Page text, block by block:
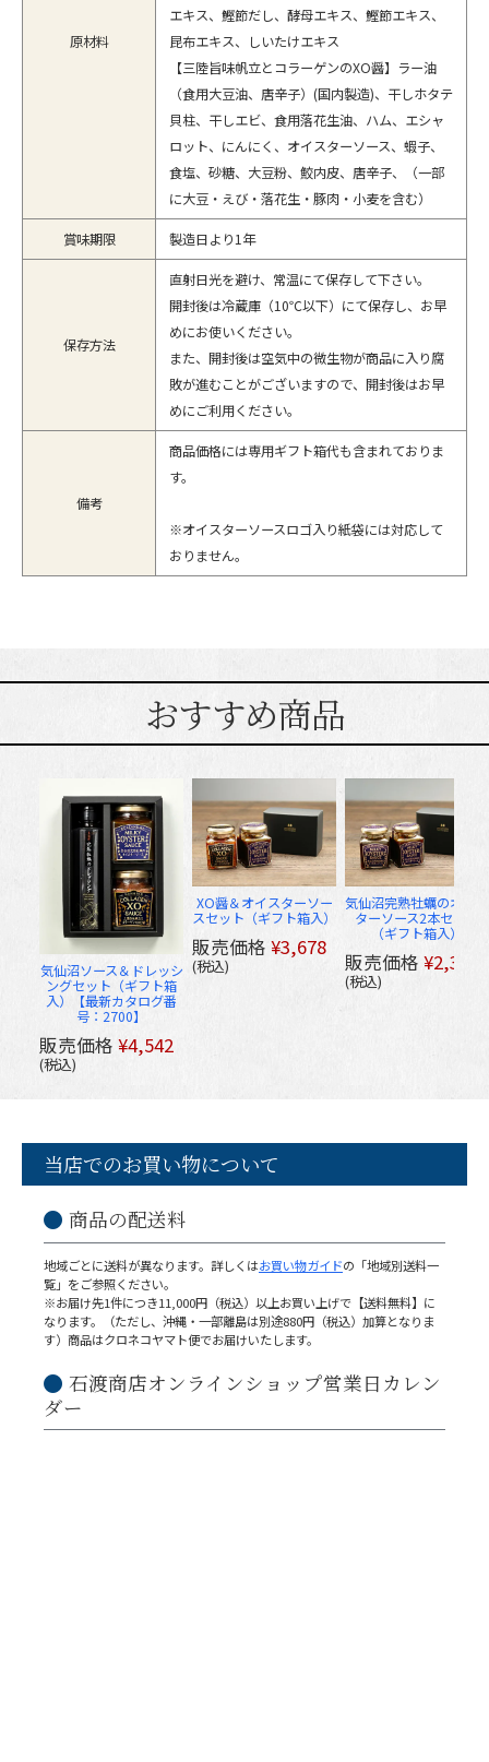
原材料
エキス、鰹節だし、酵母エキス、鰹節エキス、
昆布エキス、しいたけエキス
【三陸旨味帆立とコラーゲンのXO醤】ラー油
（食用大豆油、唐辛子）(国内製造)、干しホタテ
貝柱、干しエビ、食用落花生油、ハム、エシャ
ロット、にんにく、オイスターソース、蝦子、
食塩、砂糖、大豆粉、鮫内皮、唐辛子、（一部
に大豆・えび・落花生・豚肉・小麦を含む）
賞味期限 製造日より1年
保存方法
直射日光を避け、常温にて保存して下さい。
開封後は冷蔵庫（10℃以下）にて保存し、お早
めにお使いください。
また、開封後は空気中の微生物が商品に入り腐
敗が進むことがございますので、開封後はお早
めにご利用ください。
備考
商品価格には専用ギフト箱代も含まれておりま
す。
※オイスターソースロゴ入り紙袋には対応して
おりません。
おすすめ商品
気仙沼ソース＆ドレッシ
ングセット（ギフト箱
入）【最新カタログ番
号：2700】
販売価格 ¥4,542
税込
XO醤＆オイスターソー
スセット（ギフト箱入）
販売価格 ¥3,678
税込
気仙沼完熟牡蠣のオイス
ターソース2本セット
（ギフト箱入）
販売価格 ¥2,300
税込
当店でのお買い物について
商品の配送料
地域ごとに送料が異なります。詳しくはお買い物ガイドの「地域別送料一
覧」をご参照ください。
※お届け先1件につき11,000円（税込）以上お買い上げで【送料無料】に
なります。（ただし、沖縄・一部離島は別途880円（税込）加算となりま
す）商品はクロネコヤマト便でお届けいたします。
石渡商店オンラインショップ営業日カレン
ダー